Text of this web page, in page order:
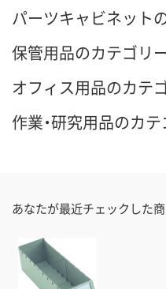
数量
カゴへ
パーツキャビネット
保管用品のカテゴリ
オフィス用品のカテ
作業・研究用品のカ
あなたが最近チェックした